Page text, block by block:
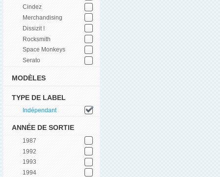
Cindez
Merchandising
Dissizit !
Rocksmith
Space Monkeys
Serato
MODÈLES
TYPE DE LABEL
Indépendant
ANNÉE DE SORTIE
1987
1992
1993
1994